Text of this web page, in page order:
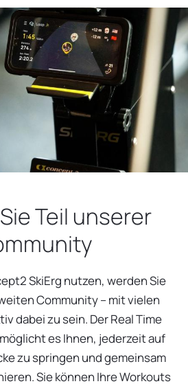
Teil unserer
SkiErg nutzen, werden Sie
Community – mit vielen
dabei zu sein. Der Real Time
es Ihnen, jederzeit auf
zu springen und gemeinsam
Sie können Ihre Workouts